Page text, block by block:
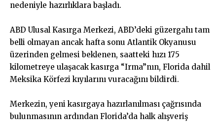
nedeniyle hazırlıklara başladı.
ABD Ulusal Kasırga Merkezi, ABD’deki güzergahı tam
belli olmayan ancak hafta sonu Atlantik Okyanusu
üzerinden gelmesi beklenen, saatteki hızı 175
kilometreye ulaşacak kasırga “Irma”nın, Florida dahil
Meksika Körfezi kıyılarını vuracağını bildirdi.
Merkezin, yeni kasırgaya hazırlanılması çağrısında
bulunmasının ardından Florida’da halk alışveriş